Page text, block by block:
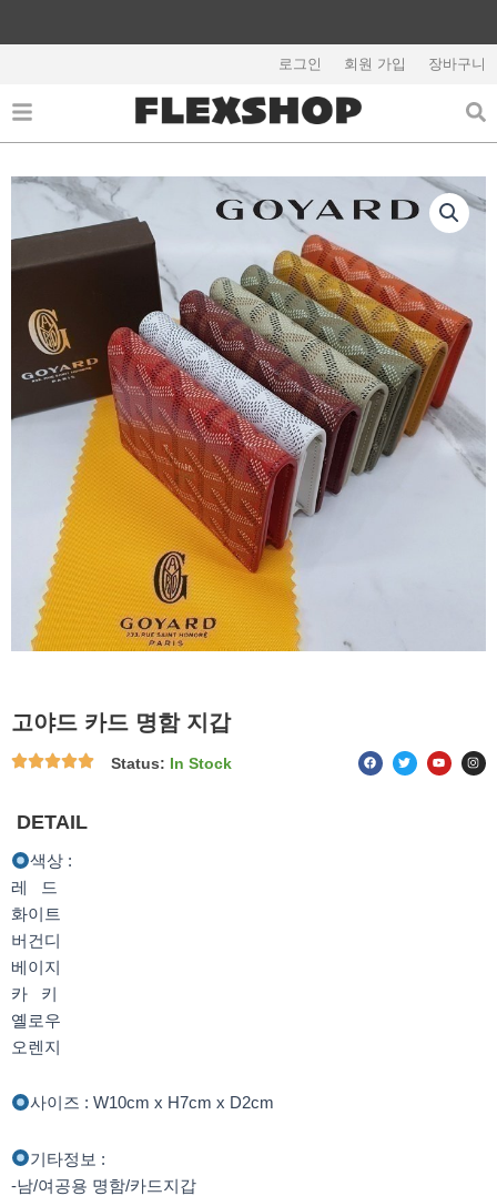
건
너
뛰
로그인 회원 가입 장바구니
고야드 카드 명함 지갑
Status: In Stock F
a
c
T
w
i
Y
o
u
I
n
s
DETAIL
색상 :
레 드
화이트
버건디
베이지
카 키
옐로우
오렌지
사이즈 : W10cm x H7cm x D2cm
기타정보 :
-남/여공용 명함/카드지갑